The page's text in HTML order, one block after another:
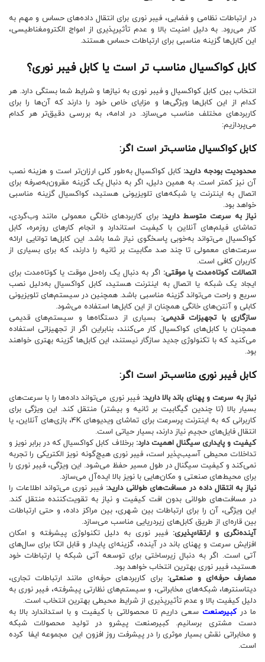
در ارتباطات نظامی و فضایی، فیبر نوری برای انتقال داده‌های حساس و مهم به
کار می‌رود. به دلیل امنیت بالا و عدم تأثیرپذیری از امواج الکترومغناطیسی،
این کابل‌ها گزینه مناسبی برای ارتباطات حساس هستند.
کابل کواکسیال مناسب تر است یا کابل فیبر نوری؟
انتخاب بین کابل کواکسیال و فیبر نوری به نیازها و شرایط شما بستگی دارد. هر
کدام از این کابل‌ها ویژگی‌ها و مزایای خاص خود را دارند که آن‌ها را برای
کاربردهای مختلف مناسب می‌سازد. در ادامه، به بررسی دقیق‌تر هر کدام
می‌پردازیم:
کابل کواکسیال مناسب‌تر است اگر:
محدودیت بودجه دارید: کابل کواکسیال به‌طور کلی ارزان‌تر است و هزینه نصب
آن نیز کمتر است. به همین دلیل، اگر به دنبال یک گزینه مقرون‌به‌صرفه برای
اتصال به اینترنت یا شبکه‌های تلویزیونی هستید، کواکسیال گزینه مناسبی
خواهد بود.
نیاز به سرعت متوسط دارید: برای کاربردهای خانگی معمولی مانند وب‌گردی،
تماشای فیلم‌های آنلاین با کیفیت استاندارد و انجام کارهای روزمره، کابل
کواکسیال می‌تواند به‌خوبی پاسخگوی نیاز شما باشد. این کابل‌ها توانایی ارائه
سرعت‌های معمولی تا چند صد مگابیت بر ثانیه را دارند، که برای بسیاری از
کاربران کافی است.
اتصالات کوتاه‌مدت یا موقتی: اگر به دنبال یک راه‌حل موقت یا کوتاه‌مدت برای
ایجاد یک شبکه یا اتصال به اینترنت هستید، کابل کواکسیال به‌دلیل نصب
سریع و راحت می‌تواند گزینه مناسبی باشد. همچنین در سیستم‌های تلویزیونی
کابلی و آنتن‌های خانگی همچنان از این کابل‌ها استفاده می‌شود.
سازگاری با تجهیزات قدیمی: بسیاری از دستگاه‌ها و سیستم‌های قدیمی
همچنان با کابل‌های کواکسیال کار می‌کنند، بنابراین اگر از تجهیزاتی استفاده
می‌کنید که با تکنولوژی جدید سازگار نیستند، این کابل‌ها گزینه بهتری خواهند
بود.
کابل فیبر نوری مناسب‌تر است اگر:
نیاز به سرعت و پهنای باند بالا دارید: فیبر نوری می‌تواند داده‌ها را با سرعت‌های
بسیار بالا (تا چندین گیگابیت بر ثانیه و بیشتر) منتقل کند. این ویژگی برای
کاربرانی که به اینترنت پرسرعت برای تماشای ویدیوهای 4K، بازی‌های آنلاین، یا
انتقال فایل‌های حجیم نیاز دارند، بسیار حیاتی است.
کیفیت و پایداری سیگنال اهمیت دارد: برخلاف کابل کواکسیال که در برابر نویز و
تداخلات محیطی آسیب‌پذیر است، فیبر نوری هیچ‌گونه نویز الکتریکی را تجربه
نمی‌کند و کیفیت سیگنال در طول مسیر حفظ می‌شود. این ویژگی، فیبر نوری را
برای محیط‌های صنعتی و مکان‌هایی با نویز بالا ایده‌آل می‌سازد.
نیاز به انتقال داده در مسافت‌های طولانی دارید: فیبر نوری می‌تواند اطلاعات را
در مسافت‌های طولانی بدون افت کیفیت و نیاز به تقویت‌کننده منتقل کند.
این ویژگی، آن را برای ارتباطات بین شهری، بین مراکز داده، و حتی ارتباطات
بین قاره‌ای از طریق کابل‌های زیردریایی مناسب می‌سازد.
آینده‌نگری و ارتقاءپذیری: فیبر نوری به دلیل تکنولوژی پیشرفته و امکان
افزایش سرعت و پهنای باند در آینده، گزینه‌ای پایدار و قابل اتکا برای سال‌های
آتی است. اگر به دنبال زیرساختی برای توسعه آتی شبکه یا ارتباطات خود
هستید، فیبر نوری بهترین انتخاب خواهد بود.
مصارف حرفه‌ای و صنعتی: برای کاربردهای حرفه‌ای مانند ارتباطات تجاری،
دیتاسنترها، شبکه‌های مخابراتی، و سیستم‌های نظارتی پیشرفته، فیبر نوری به
دلیل کیفیت بالا و عدم تأثیرپذیری از شرایط محیطی بهترین انتخاب است.
ما درکبیرصنعت سعی داریم تا محصولاتی با کیفیت و با استداندارد بالا به
دست مشتری برسانیم. کبیرصنعت پیشرو در تولید محصولات شبکه
و مخابراتی نقش بسیار موثری را در پیشرفت روز افزون این مجموعه ایفا کرده
است.